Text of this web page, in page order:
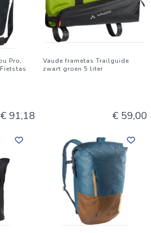
Pro,
€ 91,18
Vaude frametas Trailguide
zwart groen 5 liter
€ 59,00